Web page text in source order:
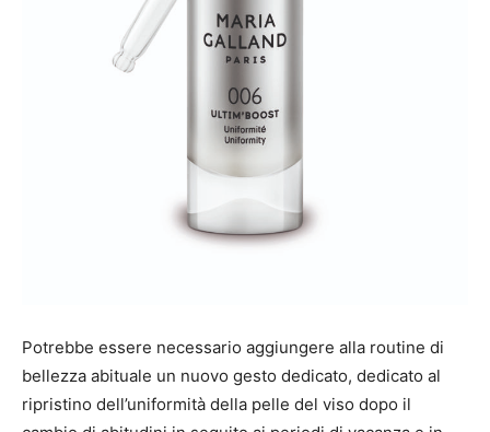
Potrebbe essere necessario aggiungere alla routine di
bellezza abituale un nuovo gesto dedicato, dedicato al
ripristino dell’uniformità della pelle del viso dopo il